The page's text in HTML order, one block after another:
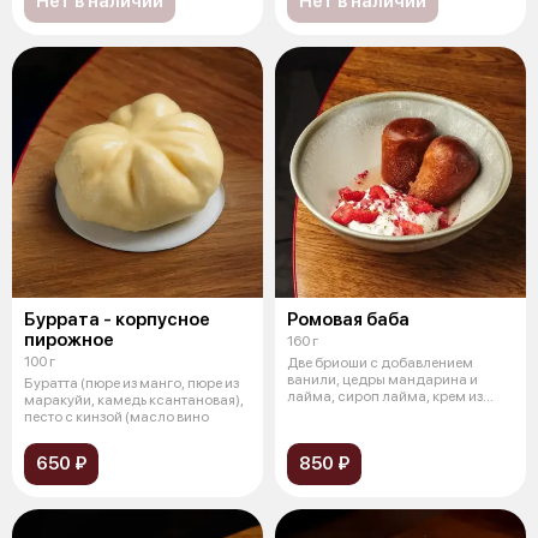
Буррата - корпусное
пирожное
100 г
Буратта (пюре из манго, пюре из
маракуйи, камедь ксантановая),
песто с кинзой (масло вино
650 ₽
Ромовая баба
160 г
Две бриоши с добавлением
ванили, цедры мандарина и
лайма, сироп лайма, крем из
850 ₽